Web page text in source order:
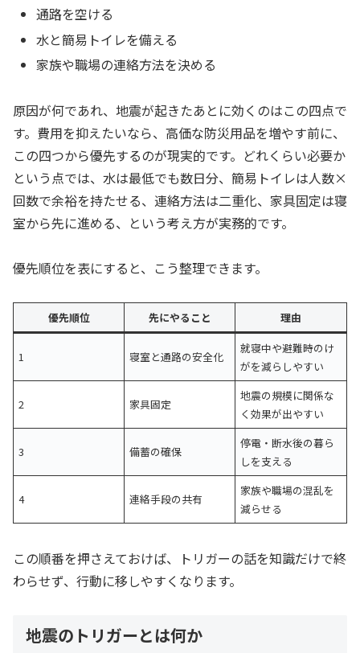
通路を空ける
水と簡易トイレを備える
家族や職場の連絡方法を決める
原因が何であれ、地震が起きたあとに効くのはこの四点で
す。費用を抑えたいなら、高価な防災用品を増やす前に、
この四つから優先するのが現実的です。どれくらい必要か
という点では、水は最低でも数日分、簡易トイレは人数×
回数で余裕を持たせる、連絡方法は二重化、家具固定は寝
室から先に進める、という考え方が実務的です。
優先順位を表にすると、こう整理できます。
優先順位 先にやること 理由
1 寝室と通路の安全化
就寝中や避難時のけ
がを減らしやすい
2 家具固定
地震の規模に関係な
く効果が出やすい
3 備蓄の確保
停電・断水後の暮ら
しを支える
4 連絡手段の共有
家族や職場の混乱を
減らせる
この順番を押さえておけば、トリガーの話を知識だけで終
わらせず、行動に移しやすくなります。
地震のトリガーとは何か